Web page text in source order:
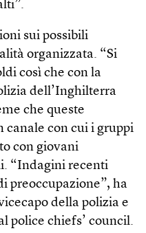
sui possibili
organizzata. “Si
così che con la
dell’Inghilterra
che queste
canale con cui i gruppi
con giovani
“Indagini recenti
preoccupazione”, ha
della polizia e
police chiefs’ council.